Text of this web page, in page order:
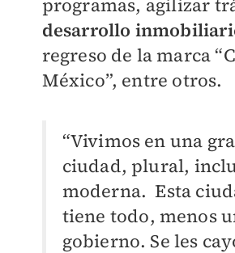
programas, agilizar
desarrollo
regreso de la marca
México”, entre otros.
“Vivimos en una
ciudad, plural,
moderna. Esta
tiene todo, menos
gobierno. Se les